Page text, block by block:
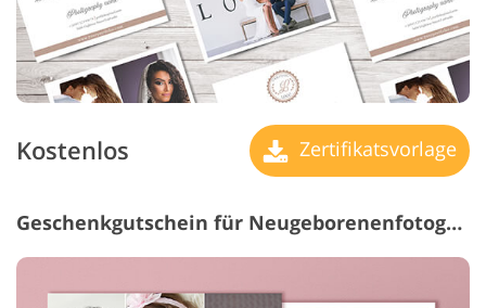
Kostenlos Zertifikatsvorlage
Geschenkgutschein für Neugeborenenfotografie